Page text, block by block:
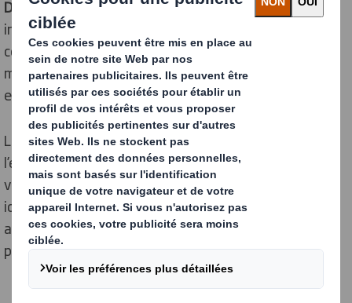
Design et packagingsont deux éléments
indissociables. L’emballage est un véritable outil de
communication, il peut aider à créer une identité de
marque cohérente et mémorable. Il crée une connexion
entre le produit et la marque.
Les couleurs, polices et images choisies permettent à
l’entreprise de transmettre un message clair sur ses
valeurs, sa personnalité. Les consommateurs
identifient facilement la marque en magasin. C’est un
atout pour augmenter la notoriété de l’entreprise et,
par conséquent, les ventes.